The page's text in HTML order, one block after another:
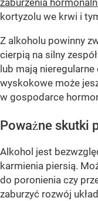
kortyzolu we krwi i
Z alkoholu powinny
cierpią na silny
lub mają
wyskokowe może
w gospodarce
Poważne skutki
Alkohol jest
karmienia piersią.
do poronienia czy
zaburzyć rozwój